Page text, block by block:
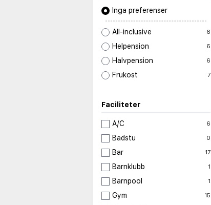
Inga preferenser
All-inclusive 6
Helpension 6
Halvpension 6
Frukost 7
Faciliteter
A/C 6
Badstu 0
Bar 17
Barnklubb 1
Barnpool 1
Gym 15